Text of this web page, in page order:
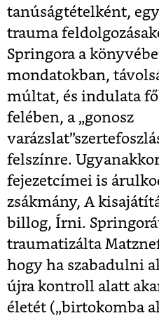
tanúságtételként,
trauma
Springora a
mondatokban,
múltat, és indulata
felében, a „gonosz
felszínre.
fejezetcímei is
zsákmány, A
billog, Írni.
traumatizálta
hogy ha szabadulni
újra kontroll alatt
életét („birtokomba